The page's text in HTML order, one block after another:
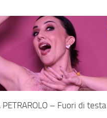
PETRAROLO – Fuori di testa